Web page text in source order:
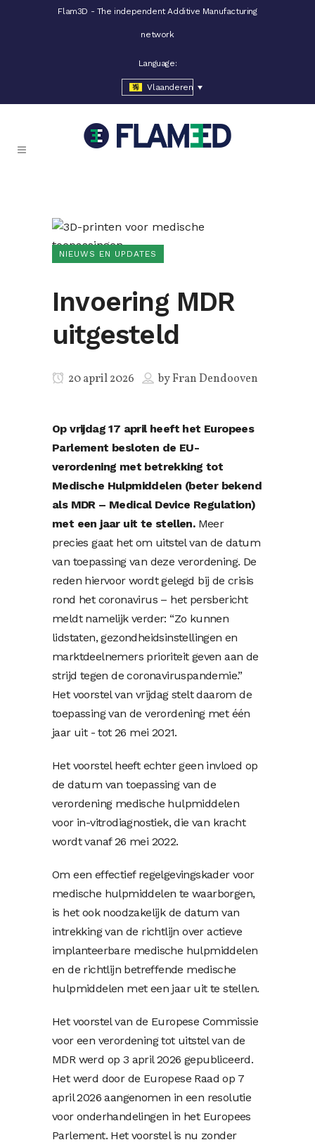
Flam3D - The independent Additive Manufacturing
network
Language:
Vlaanderen
NIEUWS EN UPDATES
Invoering MDR
uitgesteld
20 april 2026 byFran Dendooven
Op vrijdag 17 april heeft het Europees
Parlement besloten de EU-
verordening met betrekking tot
Medische Hulpmiddelen (beter bekend
als MDR – Medical Device Regulation)
met een jaar uit te stellen. Meer
precies gaat het om uitstel van de datum
van toepassing van deze verordening. De
reden hiervoor wordt gelegd bij de crisis
rond het coronavirus – het persbericht
meldt namelijk verder: “Zo kunnen
lidstaten, gezondheidsinstellingen en
marktdeelnemers prioriteit geven aan de
strijd tegen de coronaviruspandemie.”
Het voorstel van vrijdag stelt daarom de
toepassing van de verordening met één
jaar uit - tot 26 mei 2021.
Het voorstel heeft echter geen invloed op
de datum van toepassing van de
verordening medische hulpmiddelen
voor in-vitrodiagnostiek, die van kracht
wordt vanaf 26 mei 2022.
Om een ​​effectief regelgevingskader voor
medische hulpmiddelen te waarborgen,
is het ook noodzakelijk de datum van
intrekking van de richtlijn over actieve
implanteerbare medische hulpmiddelen
en de richtlijn betreffende medische
hulpmiddelen met een jaar uit te stellen.
Het voorstel van de Europese Commissie
voor een verordening tot uitstel van de
MDR werd op 3 april 2026 gepubliceerd.
Het werd door de Europese Raad op 7
april 2026 aangenomen in een resolutie
voor onderhandelingen in het Europees
Parlement. Het voorstel is nu zonder